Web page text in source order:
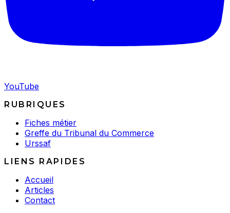
YouTube
RUBRIQUES
Fiches métier
Greffe du Tribunal du Commerce
Urssaf
LIENS RAPIDES
Accueil
Articles
Contact